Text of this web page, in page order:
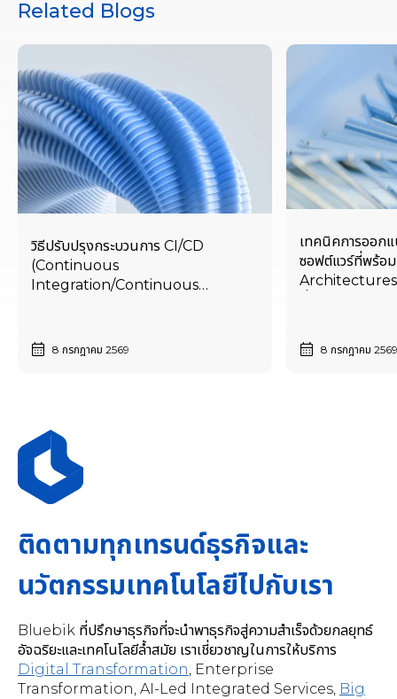
Related Blogs
วิธีปรับปรุงกระบวนการ CI/CD
(Continuous
Integration/Continuous
8 กรกฎาคม 2569
เทคนิคการออก
ซอฟต์แวร์ที่พร้อ
8 กรกฎาคม 2569
ติดตามทุกเทรนด์ธุรกิจและ
นวัตกรรมเทคโนโลยีไปกับเรา
Bluebik ที่ปรึกษาธุรกิจที่จะนำพาธุรกิจสู่ความสำเร็จด้วยกลยุทธ์
อัจฉริยะและเทคโนโลยีล้ำสมัย เราเชี่ยวชาญในการให้บริการ
Digital Transformation, Enterprise
Transformation, AI-Led Integrated Services, Big